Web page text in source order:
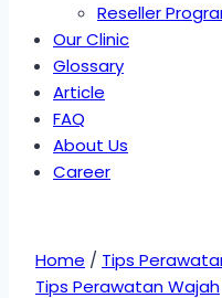
Reseller
Our Clinic
Glossary
Article
FAQ
About Us
Career
Home / Tips
Tips Perawatan Wajah